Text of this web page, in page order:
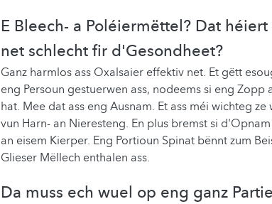
E Bleech- a Poléiermëttel? Dat
net schlecht fir d'Gesondheet?
Ganz harmlos ass Oxalsaier effektiv net. Et gëtt
eng Persoun gestuerwen ass, nodeems si eng
hat. Mee dat ass eng Ausnam. Et ass méi wichteg
vun Harn- an Nieresteng. En plus bremst si
an eisem Kierper. Eng Portioun Spinat bënnt zum
Glieser Mëllech enthalen ass.
Da muss ech wuel op eng ganz